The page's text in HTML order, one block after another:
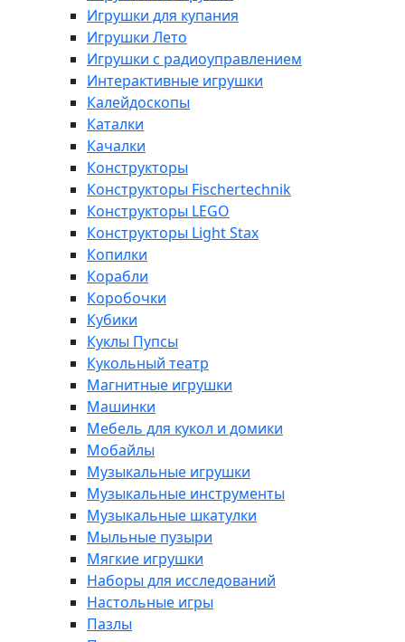
Игрушки для купания
Игрушки Лето
Игрушки с радиоуправлением
Интерактивные игрушки
Калейдоскопы
Каталки
Качалки
Конструкторы
Конструкторы Fisсhertechnik
Конструкторы LEGO
Конструкторы Light Stax
Копилки
Корабли
Коробочки
Кубики
Куклы Пупсы
Кукольный театр
Магнитные игрушки
Машинки
Мебель для кукол и домики
Мобайлы
Музыкальные игрушки
Музыкальные инструменты
Музыкальные шкатулки
Мыльные пузыри
Мягкие игрушки
Наборы для исследований
Настольные игры
Пазлы